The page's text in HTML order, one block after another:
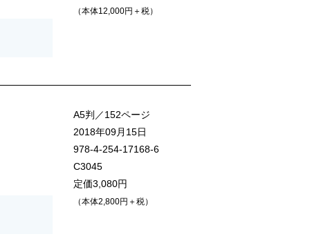
（本体12,000円＋税）
A5判／152ページ
2018年09月15日
978-4-254-17168-6
C3045
定価3,080円
（本体2,800円＋税）